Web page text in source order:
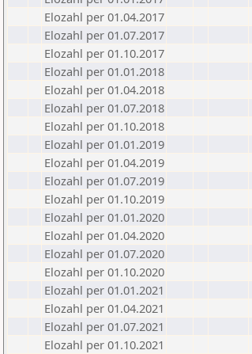
Elozahl per 01.04.2017
Elozahl per 01.07.2017
Elozahl per 01.10.2017
Elozahl per 01.01.2018
Elozahl per 01.04.2018
Elozahl per 01.07.2018
Elozahl per 01.10.2018
Elozahl per 01.01.2019
Elozahl per 01.04.2019
Elozahl per 01.07.2019
Elozahl per 01.10.2019
Elozahl per 01.01.2020
Elozahl per 01.04.2020
Elozahl per 01.07.2020
Elozahl per 01.10.2020
Elozahl per 01.01.2021
Elozahl per 01.04.2021
Elozahl per 01.07.2021
Elozahl per 01.10.2021